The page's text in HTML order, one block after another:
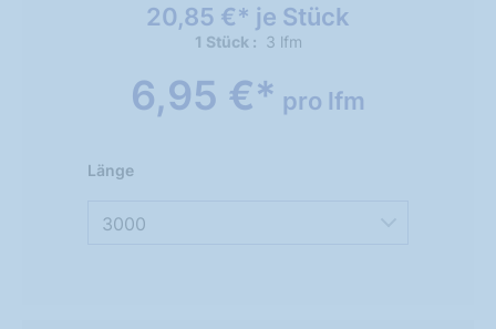
20,85 €* je Stück
1 Stück 3 lfm
6,95 €* pro lfm
3000
Länge